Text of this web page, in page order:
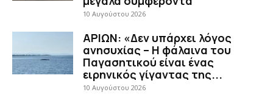
10 Αυγούστου 2026
ΑΡΙΩΝ: «Δεν υπάρχει λόγος
ανησυχίας – Η φάλαινα του
Παγασητικού είναι ένας
ειρηνικός γίγαντας της...
10 Αυγούστου 2026